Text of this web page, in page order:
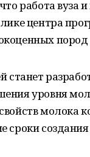
работа вуза
центра
станет
уровня
молока
сроки